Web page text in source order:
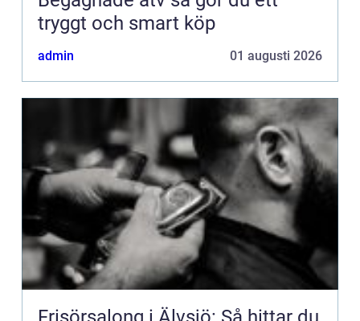
tryggt och smart köp
admin 01 augusti 2026